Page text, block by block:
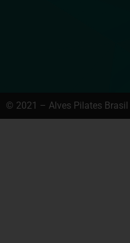
© 2021 – Alves Pilates Brasil